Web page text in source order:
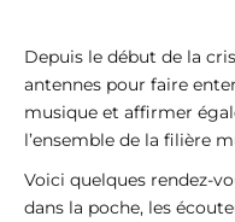
Depuis le début de la
antennes pour faire
musique et affirmer
l’ensemble de la filière
Voici quelques rendez-
dans la poche, les